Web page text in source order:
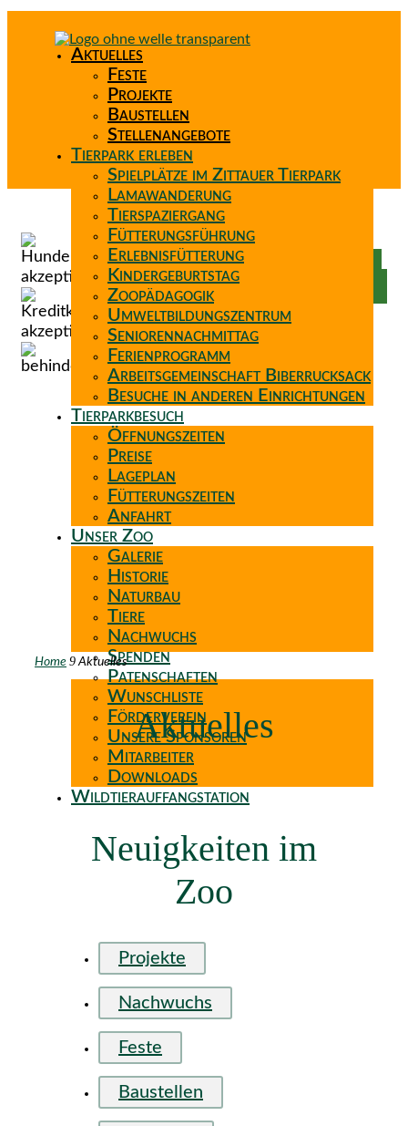
Aktuelles
Feste
Projekte
Baustellen
Stellenangebote
Tierpark erleben
Spielplätze im Zittauer Tierpark
Lamawanderung
Tierspaziergang
Fütterungsführung
Erlebnisfütterung
Kindergeburtstag
Zoopädagogik
Umweltbildungszentrum
Seniorennachmittag
Ferienprogramm
Arbeitsgemeinschaft Biberrucksack
Besuche in anderen Einrichtungen
Tierparkbesuch
Öffnungszeiten
Preise
Lageplan
Fütterungszeiten
Anfahrt
Unser Zoo
Galerie
Historie
Naturbau
Tiere
Nachwuchs
Spenden
Patenschaften
Wunschliste
Förderverein
Unsere Sponsoren
Mitarbeiter
Downloads
Wildtierauffangstation
Home 9 Aktuelles
Aktuelles
Neuigkeiten im
Zoo
Projekte
Nachwuchs
Feste
Baustellen